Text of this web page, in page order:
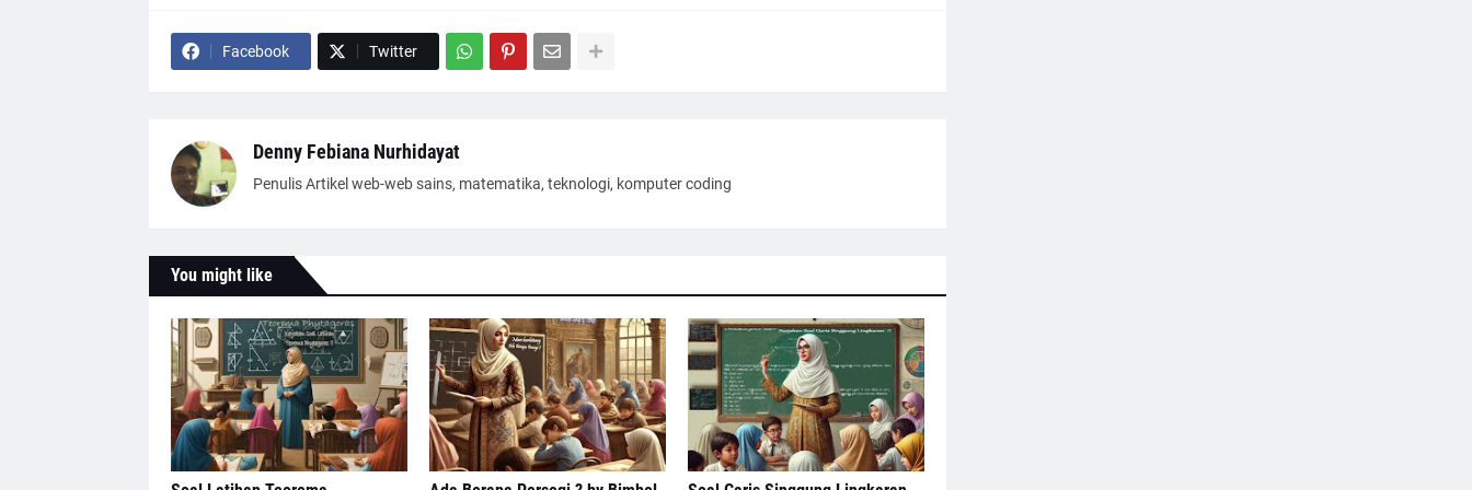
Facebook Twitter
Denny Febiana Nurhidayat
Penulis Artikel web-web sains, matematika, teknologi, komputer coding
You might like